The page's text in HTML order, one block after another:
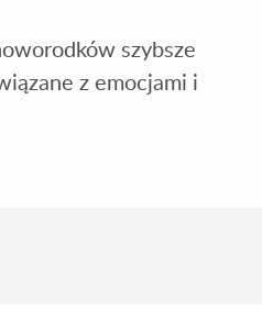
szybsze
z emocjami i